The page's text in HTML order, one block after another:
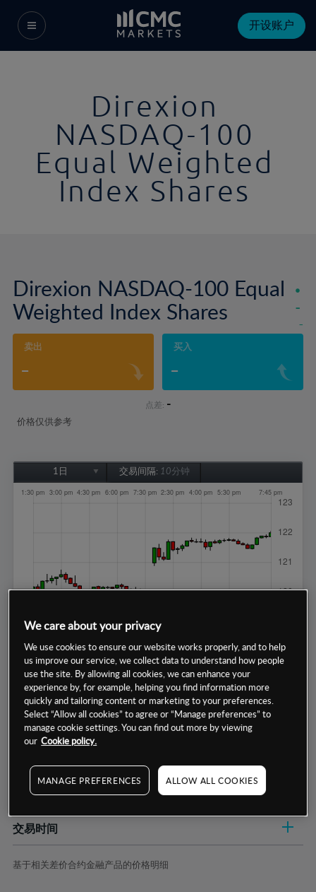
开设账户
Direxion
NASDAQ-100
Equal Weighted
Index Shares
Direxion NASDAQ-100 Equal
Weighted Index Shares
-
-
卖出
-
买入
-
点差: -
价格仅供参考
1日 交易间隔: 10分钟
1日
1年
数据来源：基于CMC Markets以往的表现, 无法保证将来的结果。
1级保证金率
保证金率
层级
交易时间
日 交易时间
基于相关差价合约金融产品的价格明细
We care about your privacy
We use cookies to ensure our website works properly, and to help
us improve our service, we collect data to understand how people
use the site. By allowing all cookies, we can enhance your
experience by, for example, helping you find information more
quickly and tailoring content or marketing to your preferences.
Select “Allow all cookies” to agree or “Manage preferences” to
manage cookie settings. You can find out more by viewing
our Cookie policy.
MANAGE PREFERENCES ALLOW ALL COOKIES